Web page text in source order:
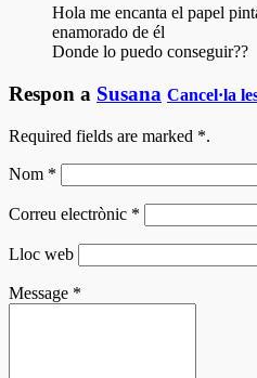
Hola me encanta el papel
enamorado de él
Donde lo puedo conseguir??
Respon a Susana Cancel·la
Required fields are marked *.
Nom *
Correu electrònic *
Lloc web
Message *